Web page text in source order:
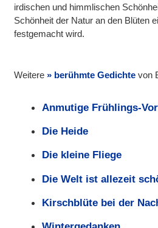
irdischen und himmlischen
Schönheit der Natur an den Blüten
festgemacht wird.
Weitere berühmte Gedichte von
Anmutige Frühlings-
Die Heide
Die kleine Fliege
Die Welt ist allezeit
Kirschblüte bei der